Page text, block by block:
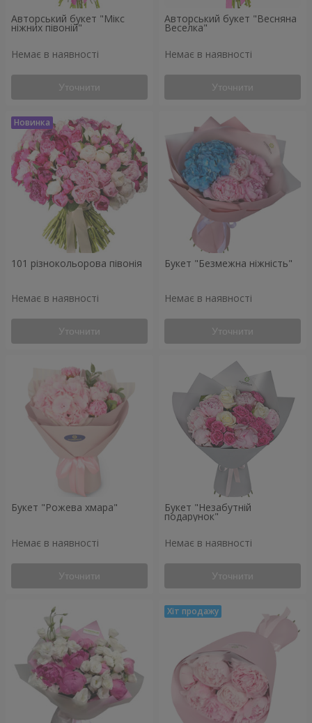
Авторський букет "Мікс
ніжних півоній"
Немає в наявності
Уточнити
Авторський букет "Весняна
Веселка"
Немає в наявності
Уточнити
101 різнокольорова півонія
Немає в наявності
Уточнити
Букет "Безмежна ніжність"
Немає в наявності
Уточнити
Букет "Рожева хмара"
Немає в наявності
Уточнити
Букет "Незабутній
подарунок"
Немає в наявності
Уточнити